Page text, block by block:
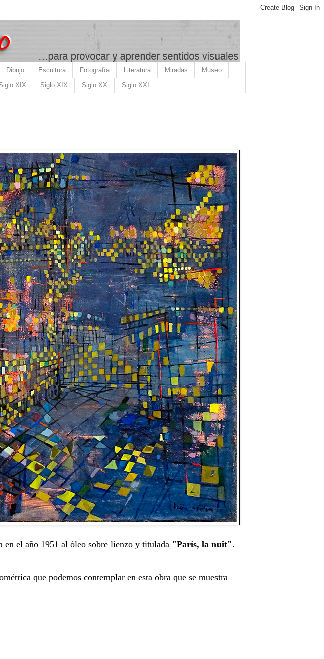
Dibujo Escultura Fotografía Literatura Miradas Museo
XIX Siglo XIX Siglo XX Siglo XXI
en el año 1951 al óleo sobre lienzo y titulada "París, la nuit".
que podemos contemplar en esta obra que se muestra